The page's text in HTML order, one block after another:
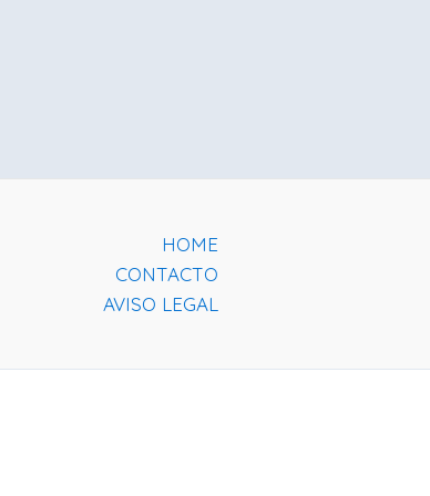
HOME
CONTACTO
AVISO LEGAL